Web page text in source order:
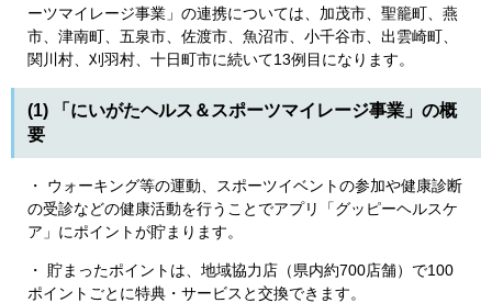
ーツマイレージ事業」の連携については、加茂市、聖籠町、燕
市、津南町、五泉市、佐渡市、魚沼市、小千谷市、出雲崎町、
関川村、刈羽村、十日町市に続いて13例目になります。
(1) 「にいがたヘルス＆スポーツマイレージ事業」の概
要
・ ウォーキング等の運動、スポーツイベントの参加や健康診断
の受診などの健康活動を行うことでアプリ「グッピーヘルスケ
ア」にポイントが貯まります。
・ 貯まったポイントは、地域協力店（県内約700店舗）で100
ポイントごとに特典・サービスと交換できます。